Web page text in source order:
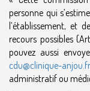
personne qui
l’établissement, et
recours possibles
pouvez aussi
cdu@clinique-anjou.fr
administratif ou